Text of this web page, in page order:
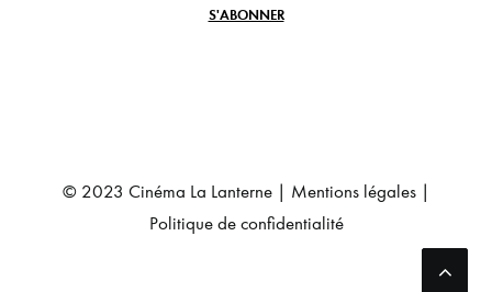
© 2023 Cinéma La Lanterne | Mentions légales|
Politique de confidentialité